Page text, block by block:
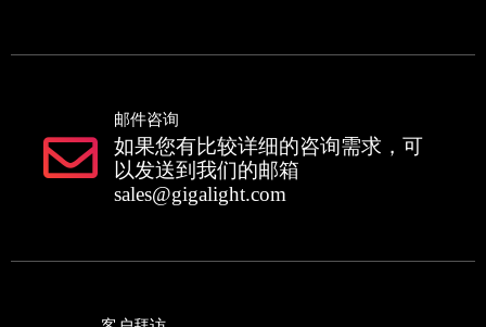
邮件咨询
如果您有比较详细的咨询需求，可
以发送到我们的邮箱
sales@gigalight.com